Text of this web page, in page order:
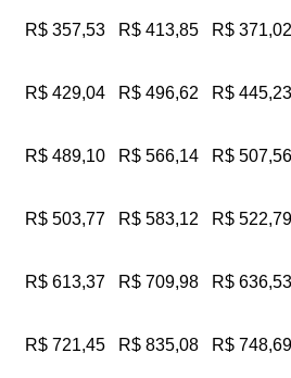
R$ 357,53 R$ 413,85 R$ 371,02
R$ 429,04 R$ 496,62 R$ 445,23
R$ 489,10 R$ 566,14 R$ 507,56
R$ 503,77 R$ 583,12 R$ 522,79
R$ 613,37 R$ 709,98 R$ 636,53
R$ 721,45 R$ 835,08 R$ 748,69